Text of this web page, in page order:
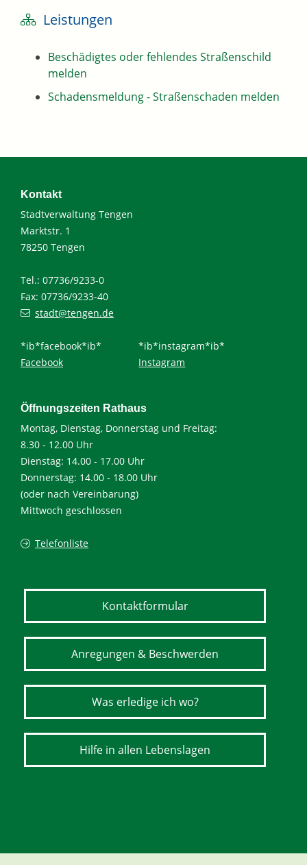
Leistungen
Beschädigtes oder fehlendes Straßenschild
melden
Schadensmeldung - Straßenschaden melden
Kontakt
Stadtverwaltung Tengen
Marktstr. 1
78250 Tengen
Tel.: 07736/9233-0
Fax: 07736/9233-40
stadt@tengen.de
*ib*facebook*ib*
Facebook
*ib*instagram*ib*
Instagram
Öffnungszeiten Rathaus
Montag, Dienstag, Donnerstag und Freitag:
8.30 - 12.00 Uhr
Dienstag: 14.00 - 17.00 Uhr
Donnerstag: 14.00 - 18.00 Uhr
(oder nach Vereinbarung)
Mittwoch geschlossen
Telefonliste
Kontaktformular
Anregungen & Beschwerden
Was erledige ich wo?
Hilfe in allen Lebenslagen